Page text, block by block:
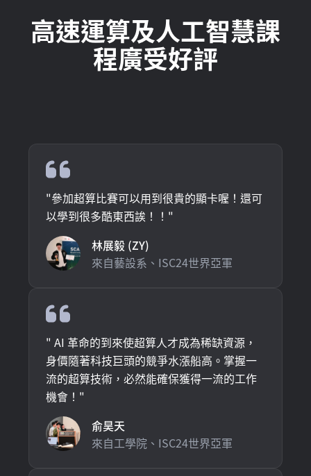
高速運算及人工智慧課
程廣受好評
"參加超算比賽可以用到很貴的顯卡喔！還可
以學到很多酷東西誒！！ "
林展毅 (ZY)
來自藝設系、ISC24世界亞軍
" AI 革命的到來使超算人才成為稀缺資源，
身價隨著科技巨頭的競爭水漲船高。掌握一
流的超算技術，必然能確保獲得一流的工作
機會！ "
俞昊天
來自工學院、ISC24世界亞軍